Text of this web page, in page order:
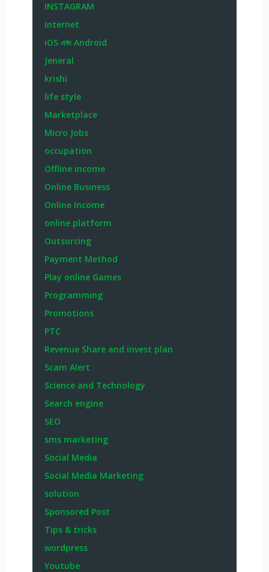
INSTAGRAM
Internet
iOS এবং Android
Jeneral
krishi
life style
Marketplace
Micro Jobs
occupation
Offline income
Online Business
Online Income
online platform
Outsorcing
Payment Method
Play online Games
Programming
Promotions
PTC
Revenue Share and invest plan
Scam Alert
Science and Technology
Search engine
SEO
sms marketing
Social Media
Social Media Marketing
solution
Sponsored Post
Tips & tricks
wordpress
Youtube